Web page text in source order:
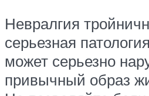
Невралгия
серьезная
может серьезно
привычный образ